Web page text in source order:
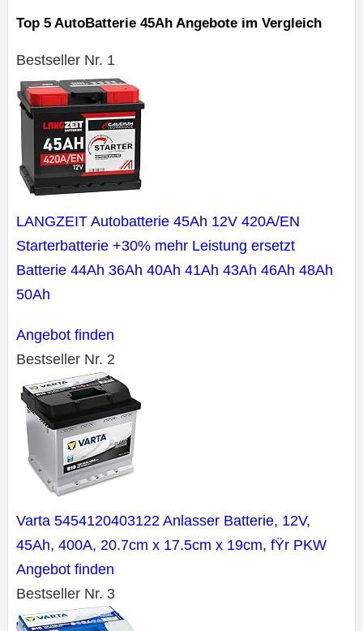
Top 5 AutoBatterie 45Ah Angebote im Vergleich
Bestseller Nr. 1
LANGZEIT Autobatterie 45Ah 12V 420A/EN
Starterbatterie +30% mehr Leistung ersetzt
Batterie 44Ah 36Ah 40Ah 41Ah 43Ah 46Ah 48Ah
50Ah
Angebot finden
Bestseller Nr. 2
Varta 5454120403122 Anlasser Batterie, 12V,
45Ah, 400A, 20.7cm x 17.5cm x 19cm, fŸr PKW
Angebot finden
Bestseller Nr. 3